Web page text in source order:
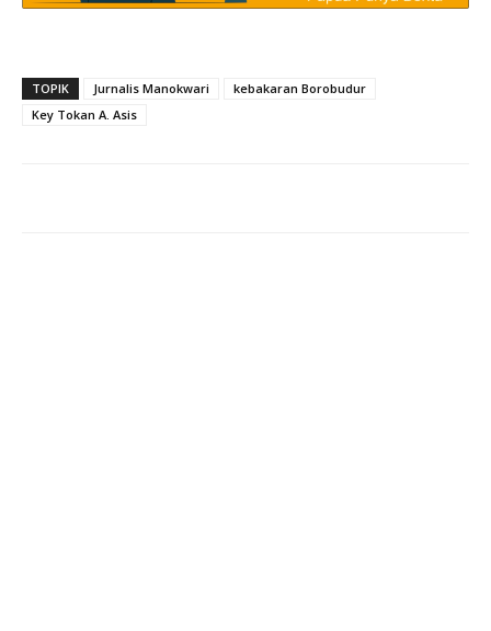
TOPIK Jurnalis Manokwari
kebakaran Borobudur
Key Tokan A. Asis